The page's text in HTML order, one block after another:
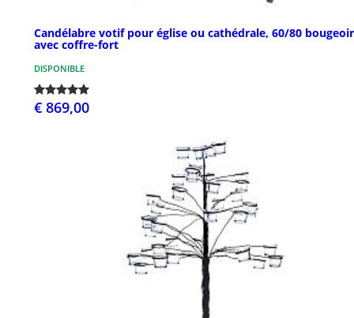
Candélabre votif pour église ou cathédrale, 60/80
avec coffre-fort
DISPONIBLE
€ 869,00